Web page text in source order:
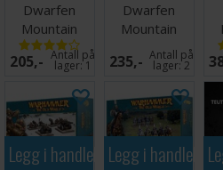
Dwarfen
Mountain
Holds Arcane
Journal
205,- Antall på
lager:1
Dwarfen
Mountain
Holds Dwarf
Slayer
235,- Antall på
lager:2
Legg i handlekurven
Legg i